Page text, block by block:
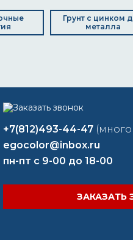
Грунт с цинком
металла
+7(812)493-44-47
egocolor@inbox.ru
пн-пт с 9-00 до 18-00
ЗАКАЗАТЬ